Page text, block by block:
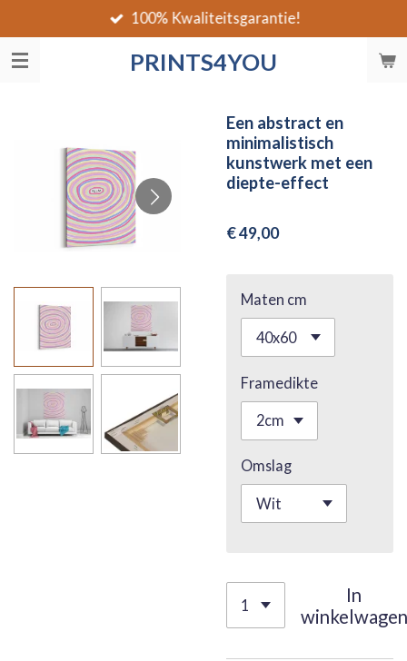
direct
naar
PRINTS4YOU
100% Kwaliteitsgarantie!
Een abstract en
minimalistisch
kunstwerk met een
diepte-effect
€ 49,00
Maten cm
Framedikte
Omslag
In
winkelwagen